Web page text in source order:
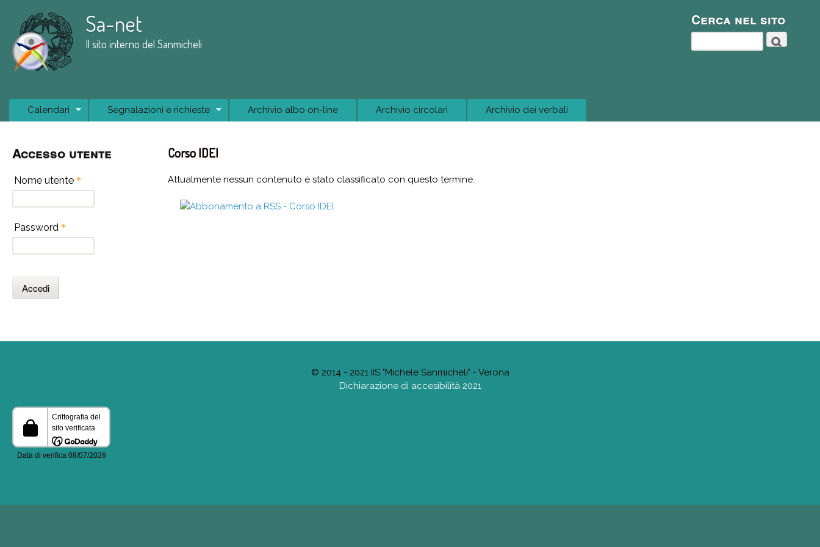
Sa-net
Il sito interno del Sanmicheli
Cerca nel sito
Main Menu
Calendari Segnalazioni e richieste Archivio albo on-line Archivio circolari Archivio dei verbali
Corso IDEI
Attualmente nessun contenuto è stato classificato con questo termine.
Accesso utente
Nome utente *
Password *
© 2014 - 2021 IIS "Michele Sanmicheli" - Verona
Dichiarazione di accesibilità 2021